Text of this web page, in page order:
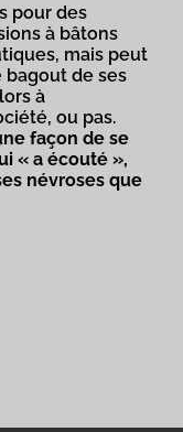
pour des
à bâtons
mais peut
bagout de ses
à
ou pas.
façon de se
« a écouté »,
névroses que